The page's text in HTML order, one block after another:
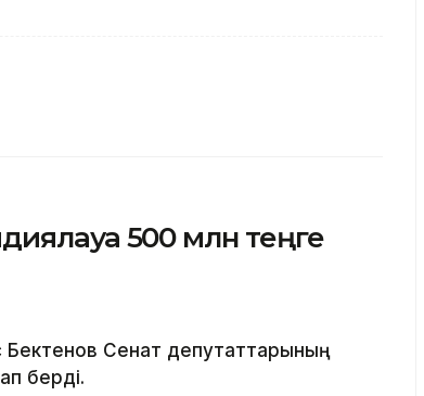
500 млн теңге
Сенат депутаттарының
берді.